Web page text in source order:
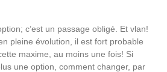
c’est un passage obligé. Et vlan!
pleine évolution, il est fort probable
maxime, au moins une fois! Si
une option, comment changer, par